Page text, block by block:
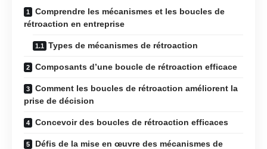
Comprendre les mécanismes et les boucles de
rétroaction en entreprise
Types de mécanismes de rétroaction
Composants d’une boucle de rétroaction efficace
Comment les boucles de rétroaction améliorent la
prise de décision
Concevoir des boucles de rétroaction efficaces
Défis de la mise en œuvre des mécanismes de